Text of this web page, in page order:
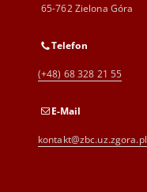
65-762 Zielona Góra
Telefon
(+48) 68 328 21 55
E-Mail
kontakt@zbc.uz.zgora.pl